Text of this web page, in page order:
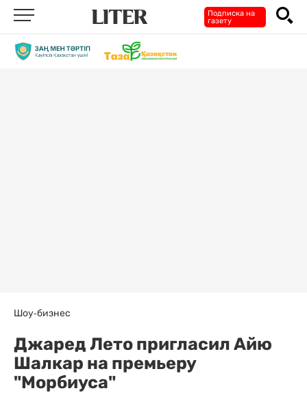
Подписка на
газету
Шоу-бизнес
Джаред Лето пригласил Айю
Шалкар на премьеру
"Морбиуса"